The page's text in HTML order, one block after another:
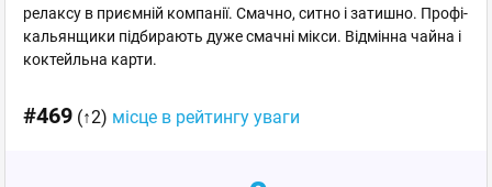
релаксу в приємній компанії. Смачно, ситно і затишно. Профі-
кальянщики підбирають дуже смачні мікси. Відмінна чайна і
коктейльна карти.
#469 (↑2) місце в рейтингу уваги